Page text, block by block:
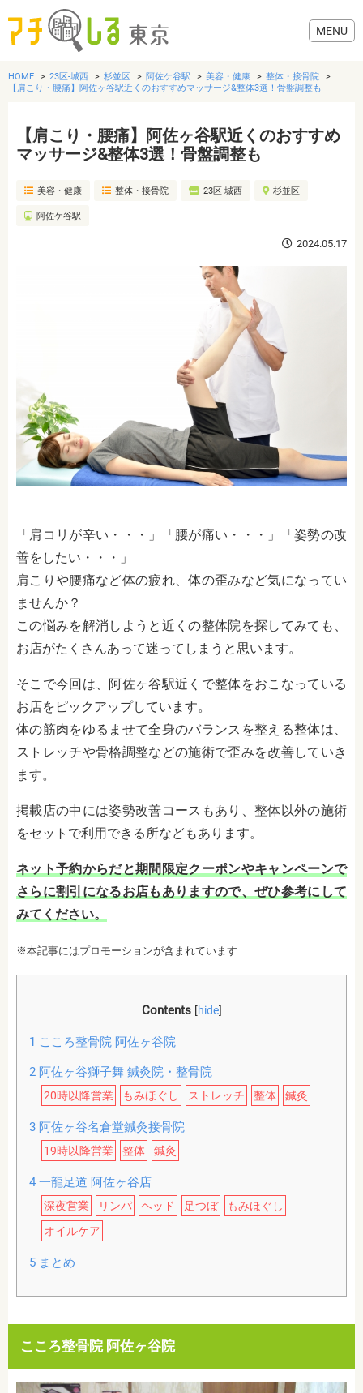
グルメ
美容・健康
HOME 23区-城西 杉並区 阿佐ケ谷駅 美容・健康
整体・接骨院
【肩こり・腰痛】阿佐ヶ谷駅近くのおすすめマッサージ&整体3選！骨盤調整も
【肩こり・腰痛】阿佐ヶ谷駅近くのおすすめ
マッサージ&整体3選！骨盤調整も
美容・健康 整体・接骨院 23区-城西 杉並区
阿佐ケ谷駅
2024.05.17
「肩コリが辛い・・・」「腰が痛い・・・」「姿勢の改
善をしたい・・・」
肩こりや腰痛など体の疲れ、体の歪みなど気になってい
ませんか？
この悩みを解消しようと近くの整体院を探してみても、
お店がたくさんあって迷ってしまうと思います。
そこで今回は、阿佐ヶ谷駅近くで整体をおこなっている
お店をピックアップしています。
体の筋肉をゆるませて全身のバランスを整える整体は、
ストレッチや骨格調整などの施術で歪みを改善していき
ます。
掲載店の中には姿勢改善コースもあり、整体以外の施術
をセットで利用できる所などもあります。
ネット予約からだと期間限定クーポンやキャンペーンで
さらに割引になるお店もありますので、ぜひ参考にして
みてください。
※本記事にはプロモーションが含まれています
Contents [hide]
1 こころ整骨院 阿佐ヶ谷院
2阿佐ヶ谷獅子舞 鍼灸院・整骨院
20時以降営業 もみほぐし ストレッチ 整体 鍼灸
3阿佐ヶ谷名倉堂鍼灸接骨院
19時以降営業 整体 鍼灸
4一龍足道 阿佐ヶ谷店
深夜営業 リンパ ヘッド 足つぼ
もみほぐし
オイルケア
5まとめ
こころ整骨院 阿佐ヶ谷院